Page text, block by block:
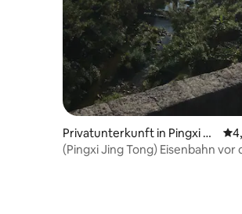
Privatunterkunft in Pingxi Di
strict
(Pingxi Jing Tong) Eisenbahn vor